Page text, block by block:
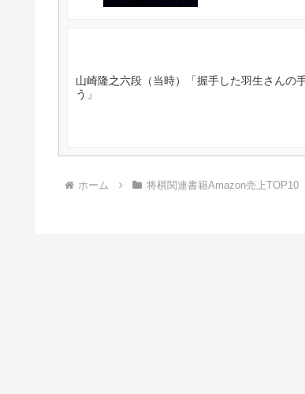
山崎隆之六段（当時）「握手した羽生さんの
う」
ホーム 将棋関連書籍Amazon売上TOP10